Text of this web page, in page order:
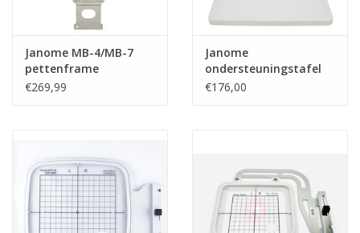
Sale / Coupons
Cadeaubonnen
Guy's blog
Janome MB-4/MB-7
pettenframe
€269,99
Janome
ondersteuningstafel
MB-7/MB-4(S)
€176,00